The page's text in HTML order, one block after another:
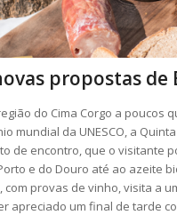
propostas
do Cima Corgo a poucos
mundial da UNESCO, a
de encontro, que o visitante
e do Douro até ao azeite
provas de vinho, visita a
apreciado um final de tarde